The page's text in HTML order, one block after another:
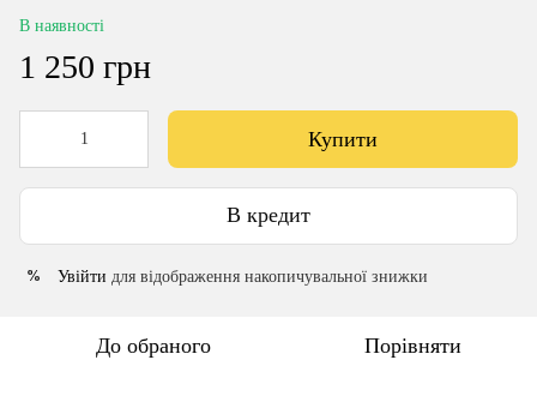
В наявності
1 250 грн
Купити
В кредит
% Увійти для відображення накопичувальної знижки
До обраного Порівняти